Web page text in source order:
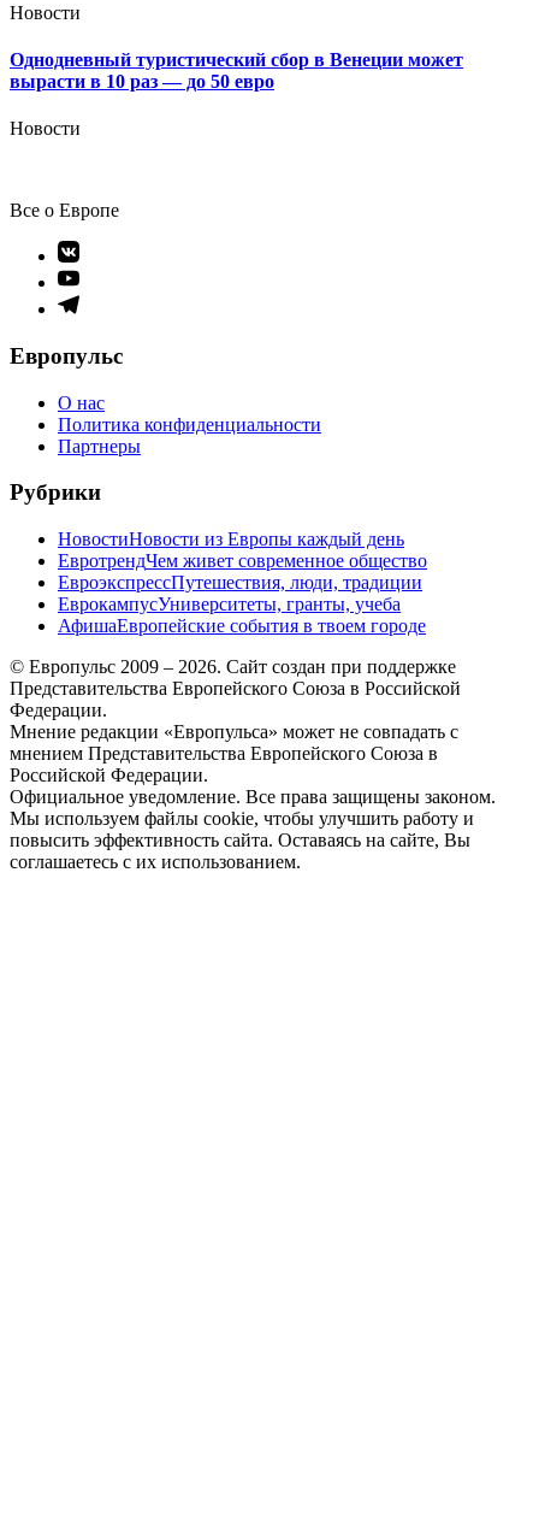
Новости
Однодневный туристический сбор в Венеции может
вырасти в 10 раз — до 50 евро
Новости
Все о Европе
Элемент
меню
Элемент
меню
Элемент
Европульс
О нас
Политика конфиденциальности
Партнеры
Рубрики
НовостиНовости из Европы каждый день
ЕвротрендЧем живет современное общество
ЕвроэкспрессПутешествия, люди, традиции
ЕврокампусУниверситеты, гранты, учеба
АфишаЕвропейские события в твоем городе
© Европульс 2009 – 2026. Сайт создан при поддержке
Представительства Европейского Союза в Российской
Федерации.
Мнение редакции «Европульса» может не совпадать с
мнением Представительства Европейского Союза в
Российской Федерации.
Официальное уведомление. Все права защищены законом.
Мы используем файлы cookie, чтобы улучшить работу и
повысить эффективность сайта. Оставаясь на сайте, Вы
соглашаетесь с их использованием.